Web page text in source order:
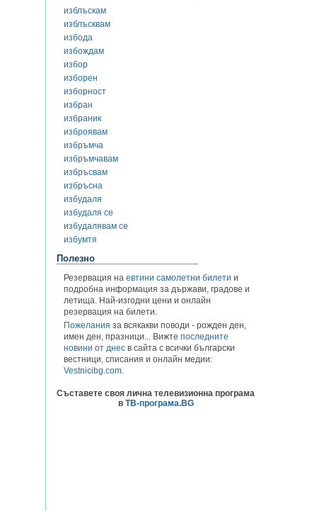
изблъскам
изблъсквам
избода
избождам
избор
изборен
изборност
избран
избраник
изброявам
избръмча
избръмчавам
избръсвам
избръсна
избудаля
избудаля се
избудалявам се
избумтя
Полезно
Резервация на евтини самолетни билети и
подробна информация за държави, градове и
летища. Най-изгодни цени и онлайн
резервация на билети.
Пожелания за всякакви поводи - рожден ден,
имен ден, празници... Вижте последните
новини от днес в сайта с всички български
вестници, списания и онлайн медии:
Vestnicibg.com.
Съставете своя лична телевизионна програма
в ТВ-програма.BG